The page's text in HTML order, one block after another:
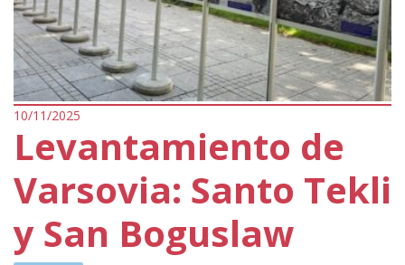
10/11/2025
Levantamiento de
Varsovia: Santo Tekli
y San Boguslaw